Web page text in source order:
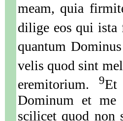
meam, quia
dilige eos qui ista
quantum
velis quod sint
eremitorium.
9Et
Dominum et me
scilicet quod non